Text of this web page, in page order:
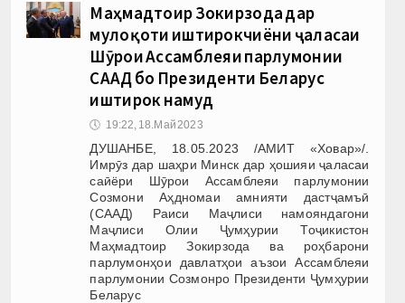
Маҳмадтоир Зокирзода дар
мулоқоти иштирокчиёни ҷаласаи
Шӯрои Ассамблеяи парлумонии
СААД бо Президенти Беларус
иштирок намуд
🕔 19:22, 18.Май 2023
ДУШАНБЕ, 18.05.2023 /АМИТ «Ховар»/.
Имрӯз дар шаҳри Минск дар ҳошияи ҷаласаи
саӣёри Шӯрои Ассамблеяи парлумонии
Созмони Аҳдномаи амнияти дастҷамъӣ
(СААД) Раиси Маҷлиси намояндагони
Маҷлиси Олии Ҷумҳурии Тоҷикистон
Маҳмадтоир Зокирзода ва роҳбарони
парлумонҳои давлатҳои аъзои Ассамблеяи
парлумонии Созмонро Президенти Ҷумҳурии
Беларус